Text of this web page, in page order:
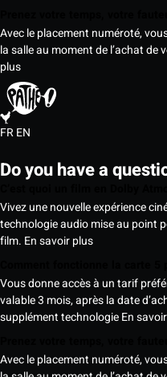
Avec le placement numéroté,
la salle au moment de l’achat de
plus
FREN
Do you have a
Vivez une nouvelle expérience
technologie audio mise au point
film. En savoir plus
Vous donne accès à un tarif
valable 3 mois, après la date
supplément technologieEn
Avec le placement numéroté,